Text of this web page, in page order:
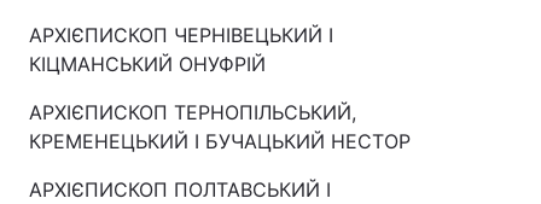
АРХІЄПИСКОП ЧЕРНІВЕЦЬКИЙ І
КІЦМАНСЬКИЙ ОНУФРІЙ
АРХІЄПИСКОП ТЕРНОПІЛЬСЬКИЙ,
КРЕМЕНЕЦЬКИЙ І БУЧАЦЬКИЙ НЕСТОР
АРХІЄПИСКОП ПОЛТАВСЬКИЙ І